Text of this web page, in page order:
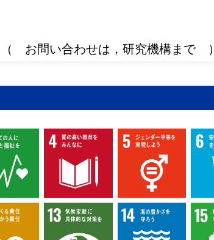
（ お問い合わせは，研究機構まで ）